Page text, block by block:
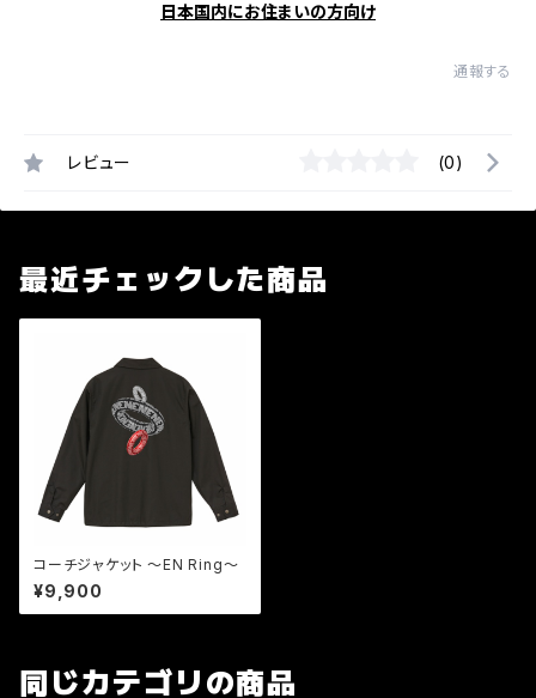
日本国内にお住まいの方向け
通報する
レビュー (0)
最近チェックした商品
コーチジャケット 〜EN Ring〜
¥9,900
同じカテゴリの商品